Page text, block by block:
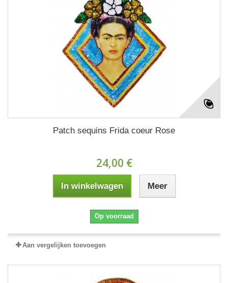
Patch sequins Frida coeur Rose
24,00 €
In winkelwagen Meer
Op voorraad
Aan vergelijken toevoegen